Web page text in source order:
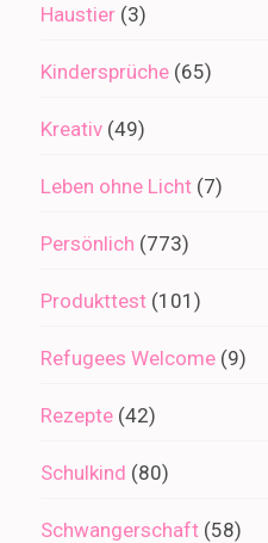
Haustier (3)
Kindersprüche (65)
Kreativ (49)
Leben ohne Licht (7)
Persönlich (773)
Produkttest (101)
Refugees Welcome (9)
Rezepte (42)
Schulkind (80)
Schwangerschaft (58)